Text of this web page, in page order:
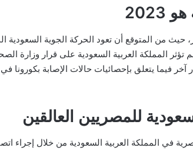
حيث من المتوقع أن تعود الحركة الجوية
المنطقة. ولم تؤثر المملكة العربية السعودية على قرار
فيما يتعلق بإحصائيات حالات الإصابة بكورونا
للمصريين العالقين
في المملكة العربية السعودية من خلال إجراء